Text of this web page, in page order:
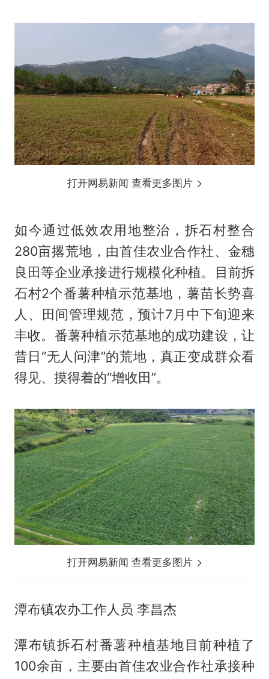
打开网易新闻 查看更多图片
如今通过低效农用地整治，拆石村整合
280亩撂荒地，由首佳农业合作社、金穗
良田等企业承接进行规模化种植。目前拆
石村2个番薯种植示范基地，薯苗长势喜
人、田间管理规范，预计7月中下旬迎来
丰收。番薯种植示范基地的成功建设，让
昔日“无人问津”的荒地，真正变成群众看
得见、摸得着的“增收田”。
打开网易新闻 查看更多图片
潭布镇农办工作人员 李昌杰
潭布镇拆石村番薯种植基地目前种植了
100余亩，主要由首佳农业合作社承接种